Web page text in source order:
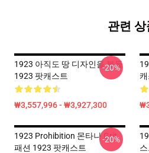
관련 상
1923 아직도 땅 디자인을 붙들
1923 팟캐스트
₩3,557,996 - ₩3,927,300
-20%
캐
1923 Prohibition 몬타나 Grit
패션 1923 팟캐스트
-20%